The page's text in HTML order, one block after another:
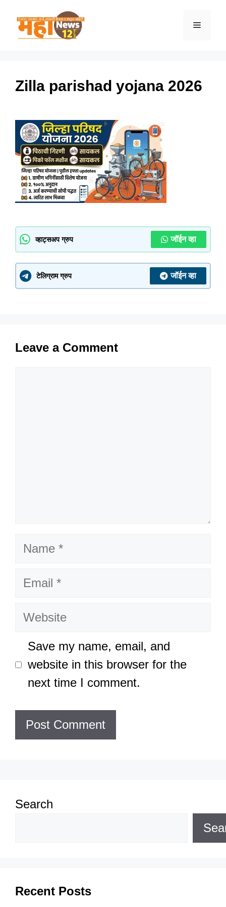
Menu
Zilla parishad yojana 2026
व्हाट्सअप ग्रुप जॉईन व्हा
टेलिग्राम ग्रुप जॉईन व्हा
Leave a Comment
Name
Email
Website
Save my name, email, and
website in this browser for the
next time I comment.
Search
Recent Posts